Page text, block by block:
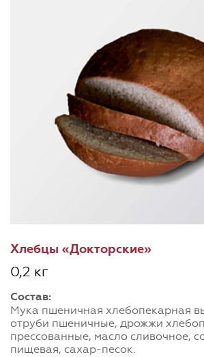
Хлебцы «Докторские»
0,2 кг
Состав:
Мука пшеничная хлебопекарная
отруби пшеничные, дрожжи
прессованные, масло сливочное,
пищевая, сахар-песок.